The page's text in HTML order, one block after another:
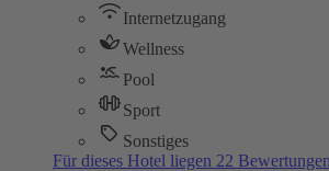
Internetzugang
Wellness
Pool
Sport
Sonstiges
Für dieses Hotel liegen 22